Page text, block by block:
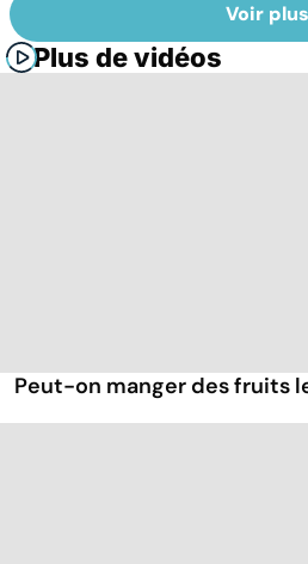
Voir plus
Plus de vidéos
Peut-on manger des fruits